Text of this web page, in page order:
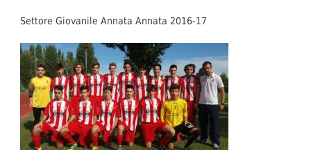
Settore Giovanile Annata Annata 2016-17